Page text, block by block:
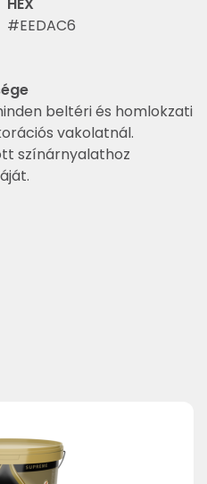
#EEDAC6
beltéri és homlokzati
vakolatnál.
színárnyalathoz